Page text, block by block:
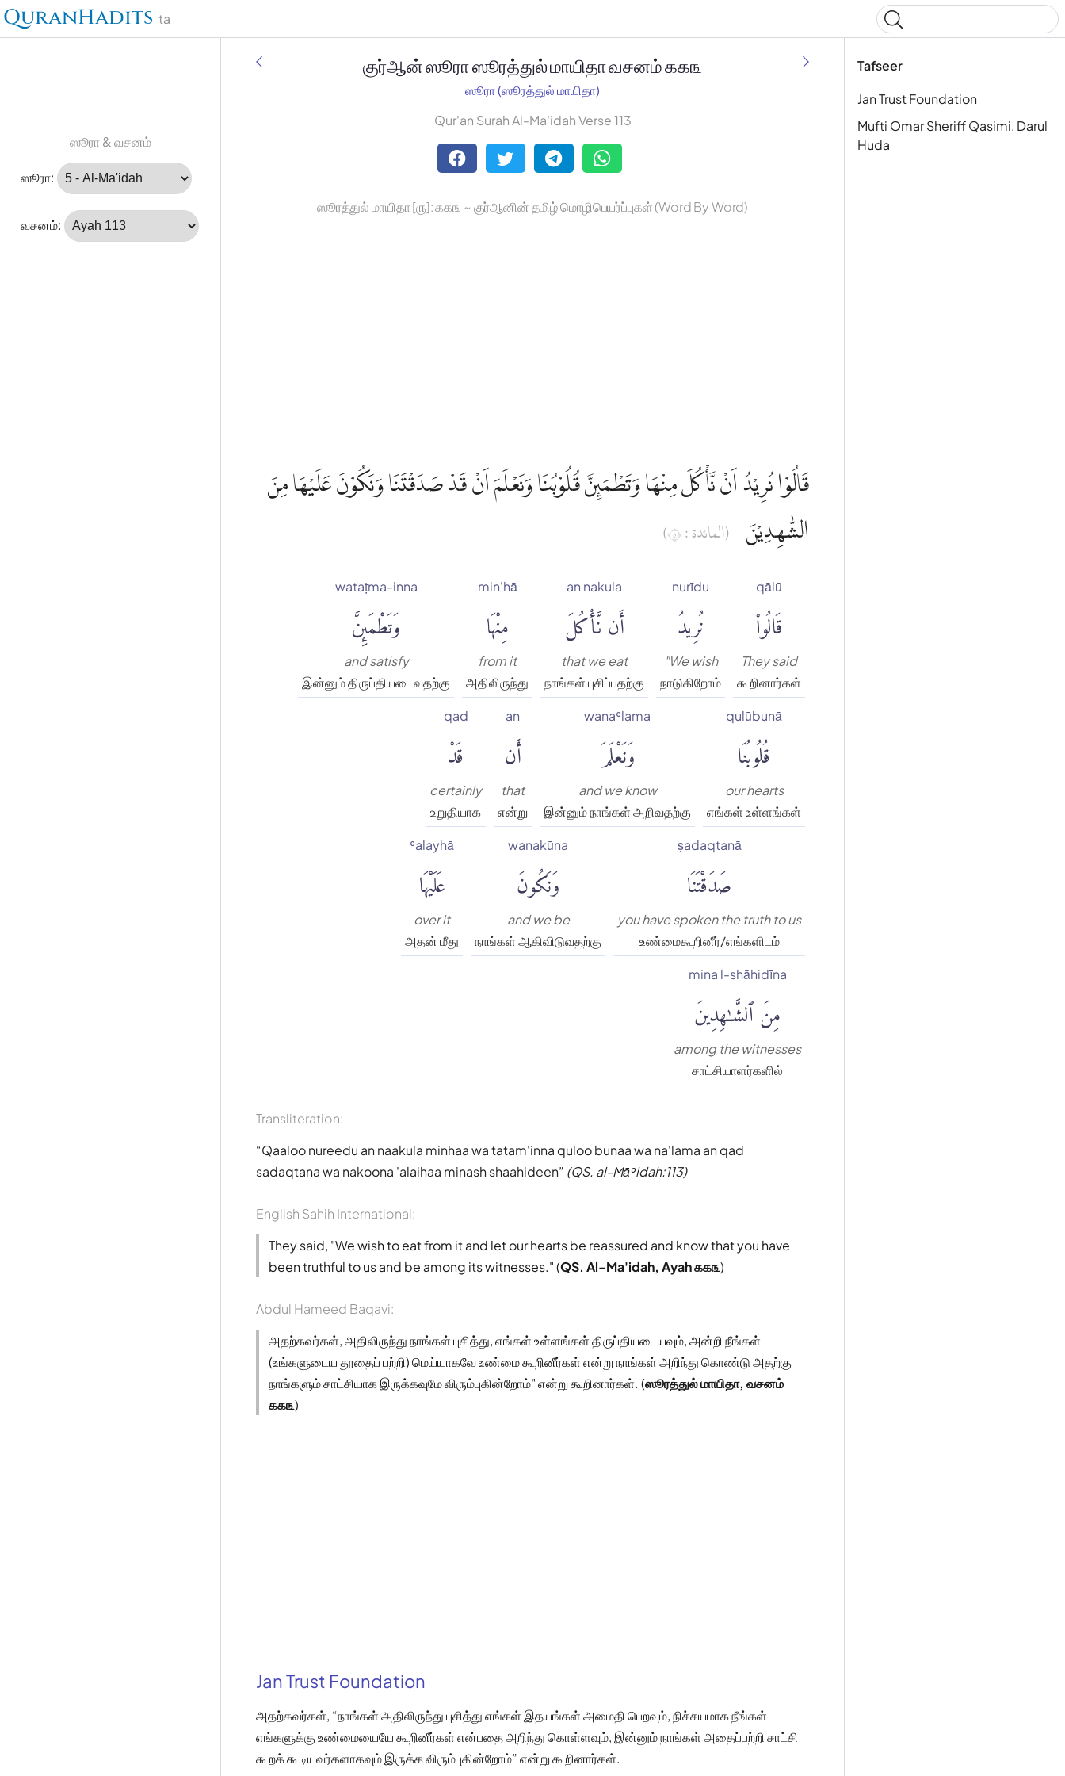
QuranHadits ta
ஸூரா & வசனம்
ஸூரா:
வசனம்:
Tafseer
Jan Trust Foundation
Mufti Omar Sheriff Qasimi, Darul
Huda
குர்ஆன் ஸூரா ஸூரத்துல் மாயிதா வசனம் ௧௧௩
ஸூரா (ஸூரத்துல் மாயிதா)
Qur'an Surah Al-Ma'idah Verse 113
ஸூரத்துல் மாயிதா [௫]: ௧௧௩ ~ குர்ஆனின் தமிழ் மொழிபெயர்ப்புகள் (Word By Word)
قَالُوْا نُرِيْدُ اَنْ نَّأْكُلَ مِنْهَا وَتَطْمَىِٕنَّ قُلُوْبُنَا وَنَعْلَمَ اَنْ قَدْ صَدَقْتَنَا وَنَكُوْنَ عَلَيْهَا مِنَ
الشّٰهِدِيْنَ
(المائدة : ٥)
qālū
قَالُوا۟
They said
கூறினார்கள்
nurīdu
نُرِيدُ
"We wish
நாடுகிறோம்
an nakula
أَن نَّأْكُلَ
that we eat
நாங்கள் புசிப்பதற்கு
min'hā
مِنْهَا
from it
அதிலிருந்து
wataṭma-inna
وَتَطْمَئِنَّ
and satisfy
இன்னும் திருப்தியடைவதற்கு
qulūbunā
قُلُوبُنَا
our hearts
எங்கள் உள்ளங்கள்
wanaʿlama
وَنَعْلَمَ
and we know
இன்னும் நாங்கள் அறிவதற்கு
an
أَن
that
என்று
qad
قَدْ
certainly
உறுதியாக
ṣadaqtanā
صَدَقْتَنَا
you have spoken the truth to us
உண்மைகூறினீர்/எங்களிடம்
wanakūna
وَنَكُونَ
and we be
நாங்கள் ஆகிவிடுவதற்கு
ʿalayhā
عَلَيْهَا
over it
அதன் மீது
mina l-shāhidīna
مِنَ ٱلشَّٰهِدِينَ
among the witnesses
சாட்சியாளர்களில்
Transliteration:
Qaaloo nureedu an naakula minhaa wa tatam'inna quloo bunaa wa na'lama an qad
sadaqtana wa nakoona 'alaihaa minash shaahideen (QS. al-Māʾidah:113)
English Sahih International:
They said, "We wish to eat from it and let our hearts be reassured and know that you have
been truthful to us and be among its witnesses." (QS. Al-Ma'idah, Ayah ௧௧௩)
Abdul Hameed Baqavi:
அதற்கவர்கள், அதிலிருந்து நாங்கள் புசித்து, எங்கள் உள்ளங்கள் திருப்தியடையவும், அன்றி நீங்கள்
(உங்களுடைய தூதைப் பற்றி) மெய்யாகவே உண்மை கூறினீர்கள் என்று நாங்கள் அறிந்து கொண்டு அதற்கு
நாங்களும் சாட்சியாக இருக்கவுமே விரும்புகின்றோம்" என்று கூறினார்கள். (ஸூரத்துல் மாயிதா, வசனம்
௧௧௩)
Jan Trust Foundation
அதற்கவர்கள், “நாங்கள் அதிலிருந்து புசித்து எங்கள் இதயங்கள் அமைதி பெறவும், நிச்சயமாக நீங்கள்
எங்களுக்கு உண்மையையே கூறினீர்கள் என்பதை அறிந்து கொள்ளவும், இன்னும் நாங்கள் அதைப்பற்றி சாட்சி
கூறக் கூடியவர்களாகவும் இருக்க விரும்புகின்றோம்” என்று கூறினார்கள்.